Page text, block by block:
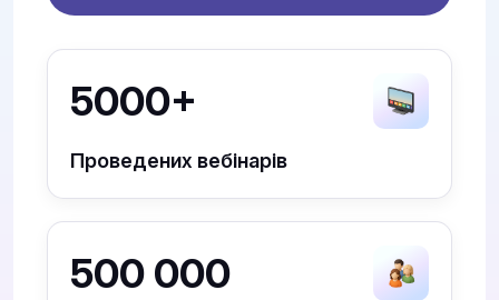
5000+
Проведених вебінарів
500 000